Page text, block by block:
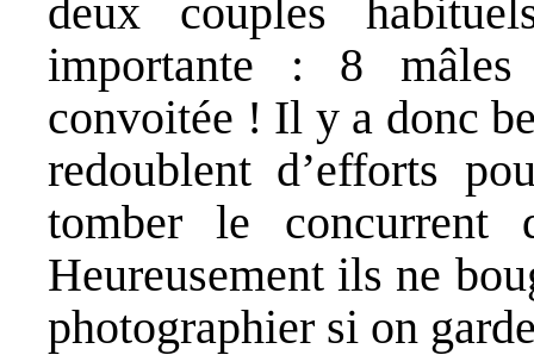
deux couples
importante : 8
convoitée ! Il y a donc
redoublent d’efforts
tomber le
Heureusement ils ne
photographier si on